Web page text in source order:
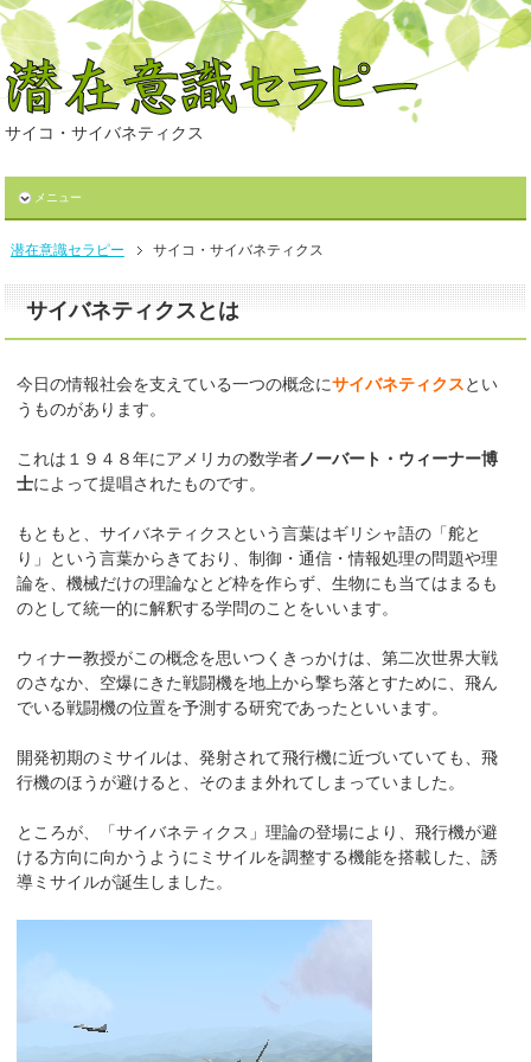
サイコ・サイバネティクス
メニュー
潜在意識セラピー サイコ・サイバネティクス
サイバネティクスとは
今日の情報社会を支えている一つの概念にサイバネティクスとい
うものがあります。
これは１９４８年にアメリカの数学者ノーバート・ウィーナー博
士によって提唱されたものです。
もともと、サイバネティクスという言葉はギリシャ語の「舵と
り」という言葉からきており、制御・通信・情報処理の問題や理
論を、機械だけの理論なとど枠を作らず、生物にも当てはまるも
のとして統一的に解釈する学問のことをいいます。
ウィナー教授がこの概念を思いつくきっかけは、第二次世界大戦
のさなか、空爆にきた戦闘機を地上から撃ち落とすために、飛ん
でいる戦闘機の位置を予測する研究であったといいます。
開発初期のミサイルは、発射されて飛行機に近づいていても、飛
行機のほうが避けると、そのまま外れてしまっていました。
ところが、「サイバネティクス」理論の登場により、飛行機が避
ける方向に向かうようにミサイルを調整する機能を搭載した、誘
導ミサイルが誕生しました。